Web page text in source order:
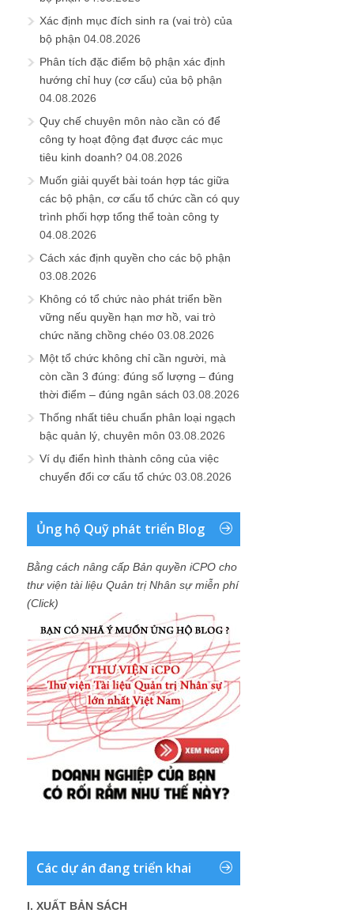
Xác định mục đích sinh ra (vai trò) của
bộ phận 04.08.2026
Phân tích đặc điểm bộ phận xác định
hướng chỉ huy (cơ cấu) của bộ phận
04.08.2026
Quy chế chuyên môn nào cần có để
công ty hoạt động đạt được các mục
tiêu kinh doanh? 04.08.2026
Muốn giải quyết bài toán hợp tác giữa
các bộ phận, cơ cấu tổ chức cần có quy
trình phối hợp tổng thể toàn công ty
04.08.2026
Cách xác định quyền cho các bộ phận
03.08.2026
Không có tổ chức nào phát triển bền
vững nếu quyền hạn mơ hồ, vai trò
chức năng chồng chéo 03.08.2026
Một tổ chức không chỉ cần người, mà
còn cần 3 đúng: đúng số lượng – đúng
thời điểm – đúng ngân sách 03.08.2026
Thống nhất tiêu chuẩn phân loại ngạch
bậc quản lý, chuyên môn 03.08.2026
Ví dụ điển hình thành công của việc
chuyển đổi cơ cấu tổ chức 03.08.2026
Ủng hộ Quỹ phát triển Blog
Bằng cách nâng cấp Bản quyền iCPO cho
thư viện tài liệu Quản trị Nhân sự miễn phí
(Click)
Các dự án đang triển khai
I. XUẤT BẢN SÁCH